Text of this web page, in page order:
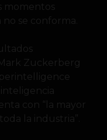
momentos
se conforma.
Zuckerberg
con “la mayor
la industria”.